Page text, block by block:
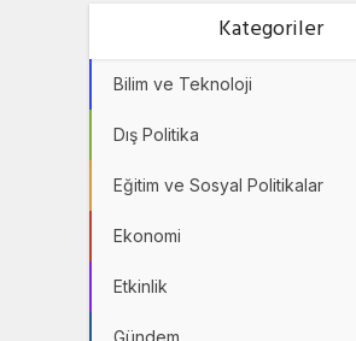
Kategoriler
Bilim ve Teknoloji
Dış Politika
Eğitim ve Sosyal Politikalar
Ekonomi
Etkinlik
Gündem